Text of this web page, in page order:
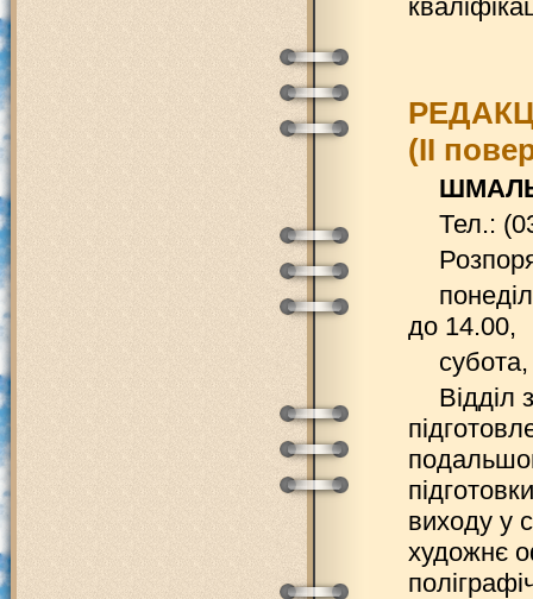
(ІІ
ШМАЛЬ
Тел.:
до 14.00,
субота,
Відділ
виходу у
художнє